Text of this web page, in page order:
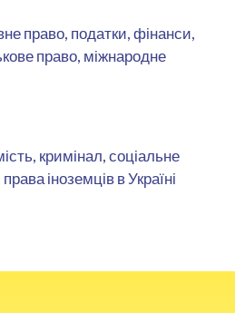
право, податки, фінанси,
право, міжнародне
кримінал, соціальне
іноземців в Україні